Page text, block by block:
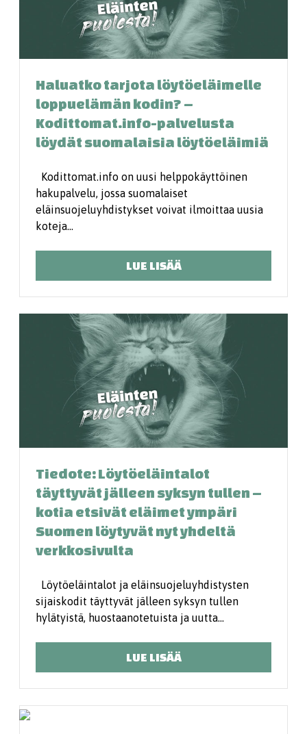
Haluatko tarjota löytöeläimelle
loppuelämän kodin? –
Kodittomat.info-palvelusta
löydät suomalaisia löytöeläimiä
Kodittomat.info on uusi helppokäyttöinen
hakupalvelu, jossa suomalaiset
eläinsuojeluyhdistykset voivat ilmoittaa uusia
koteja…
LUE LISÄÄ
Tiedote: Löytöeläintalot
täyttyvät jälleen syksyn tullen –
kotia etsivät eläimet ympäri
Suomen löytyvät nyt yhdeltä
verkkosivulta
Löytöeläintalot ja eläinsuojeluyhdistysten
sijaiskodit täyttyvät jälleen syksyn tullen
hylätyistä, huostaanotetuista ja uutta…
LUE LISÄÄ